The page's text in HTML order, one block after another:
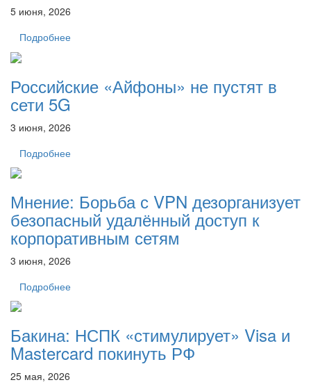
5 июня, 2026
Подробнее
Российские «Айфоны» не пустят в
сети 5G
3 июня, 2026
Подробнее
Мнение: Борьба с VPN дезорганизует
безопасный удалённый доступ к
корпоративным сетям
3 июня, 2026
Подробнее
Бакина: НСПК «стимулирует» Visa и
Mastercard покинуть РФ
25 мая, 2026